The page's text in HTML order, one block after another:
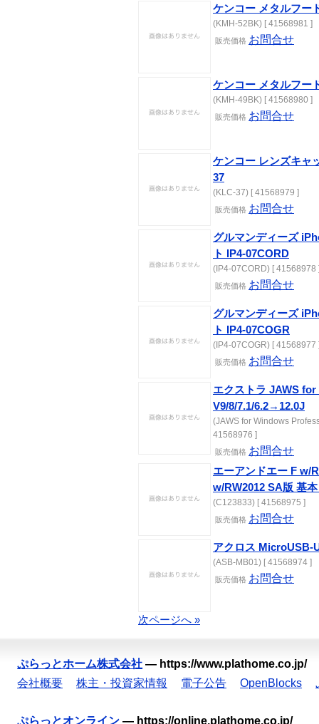
ケンコー メタルフー
(KMH-52BK) [ 41568981 ]
販売価格 お問合せ
ケンコー メタルフー
(KMH-49BK) [ 41568980 ]
販売価格 お問合せ
ケンコー レンズキャ
37
(KLC-37) [ 41568979 ]
販売価格 お問合せ
グルマンディーズ
ト IP4-07CORD
(IP4-07CORD) [ 41568978
販売価格 お問合せ
グルマンディーズ
ト IP4-07COGR
(IP4-07COGR) [ 41568977
販売価格 お問合せ
エクストラ JAWS
V9/8/7.1/6.2→12.0J
(JAWS for Windows
41568976 ]
販売価格 お問合せ
エーアンドエー F w/
w/RW2012 SA版 基
(C123833) [ 41568975 ]
販売価格 お問合せ
アクロス MicroUSB-
(ASB-MB01) [ 41568974 ]
販売価格 お問合せ
次ページへ »
ぷらっとホーム株式会社 — https://www.plathome.co.jp/
会社概要
株主・投資家情報 電子公告 OpenBlocks
ぷらっとオンライン — https://online.plathome.co.jp/